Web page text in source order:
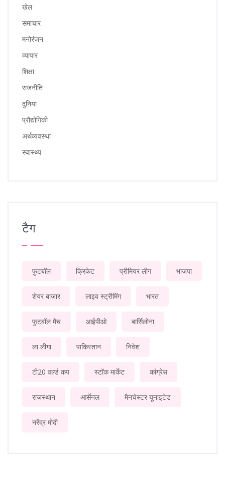
खेल
समाचार
मनोरंजन
व्यापार
शिक्षा
राजनीति
दुनिया
प्रौद्योगिकी
अर्थव्यवस्था
स्वास्थ्य
टैग
फुटबॉल क्रिकेट प्रीमियर लीग भाजपा
शेयर बाजार लाइव स्ट्रीमिंग भारत
फुटबॉल मैच आईपीओ बार्सिलोना
ला लीगा पाकिस्तान निवेश
टी20 वर्ल्ड कप स्टॉक मार्केट कांग्रेस
राजस्थान आर्सेनल मैनचेस्टर यूनाइटेड
नरेंद्र मोदी